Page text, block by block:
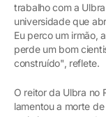
trabalho com a
universidade que
Eu perco um irmão,
perde um bom
construído", reflete.
O reitor da Ulbra no
lamentou a morte